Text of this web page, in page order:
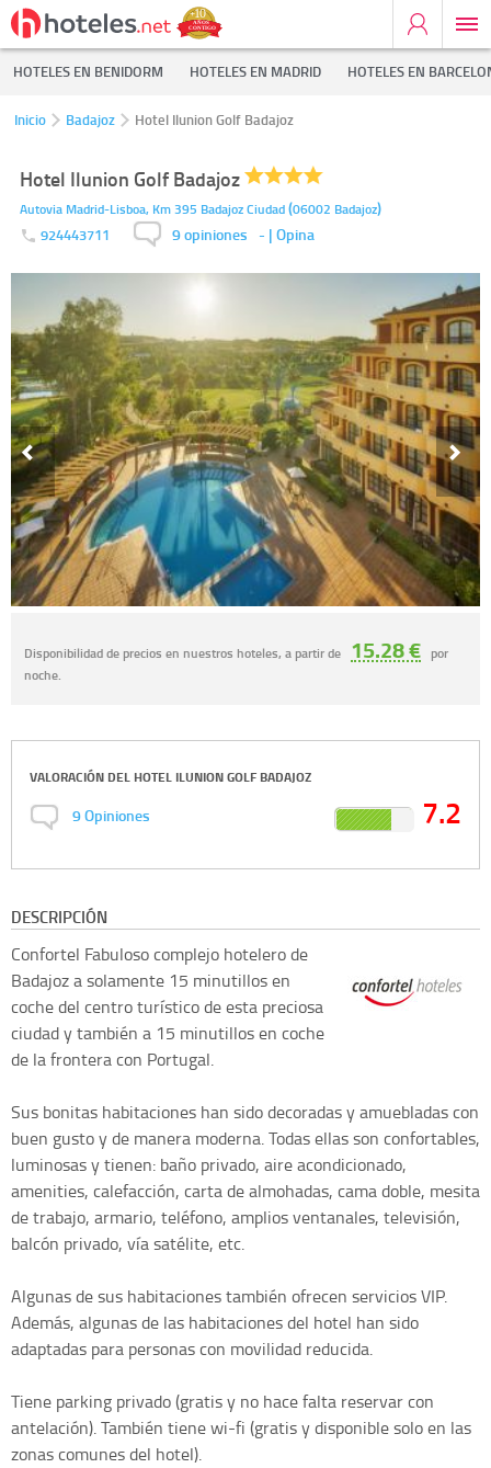
HOTELES EN BENIDORM HOTELES EN MADRID HOTELES EN
Inicio Badajoz Hotel Ilunion Golf Badajoz
Hotel Ilunion Golf Badajoz
Autovia Madrid-Lisboa, Km 395 Badajoz Ciudad(06002 Badajoz)
924443711 9 opiniones - | Opina
Disponibilidad de precios en nuestros hoteles, a partir de 15.28 € por
noche.
VALORACIÓN DEL HOTEL ILUNION GOLF BADAJOZ
9Opiniones 7.2
DESCRIPCIÓN
Confortel Fabuloso complejo hotelero de
Badajoz a solamente 15 minutillos en
coche del centro turístico de esta preciosa
ciudad y también a 15 minutillos en coche
de la frontera con Portugal.
Sus bonitas habitaciones han sido decoradas y amuebladas con
buen gusto y de manera moderna. Todas ellas son confortables,
luminosas y tienen: baño privado, aire acondicionado,
amenities, calefacción, carta de almohadas, cama doble, mesita
de trabajo, armario, teléfono, amplios ventanales, televisión,
balcón privado, vía satélite, etc.
Algunas de sus habitaciones también ofrecen servicios VIP.
Además, algunas de las habitaciones del hotel han sido
adaptadas para personas con movilidad reducida.
Tiene parking privado (gratis y no hace falta reservar con
antelación). También tiene wi-fi (gratis y disponible solo en las
zonas comunes del hotel).